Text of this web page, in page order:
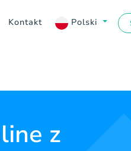
Kontakt Polski
z